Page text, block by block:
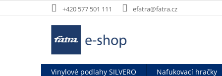
na
+420 577 501 111 efatra@fatra.cz
Vinylové podlahy SILVERO Nafukovací hračky